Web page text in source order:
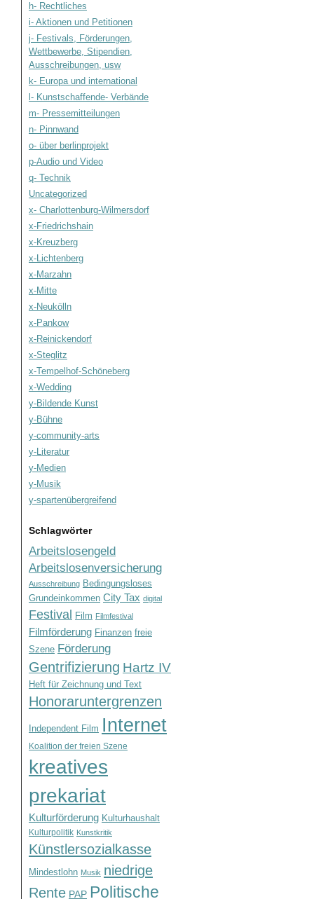
h- Rechtliches
i- Aktionen und Petitionen
j- Festivals, Förderungen,
Wettbewerbe, Stipendien,
Ausschreibungen, usw
k- Europa und international
l- Kunstschaffende- Verbände
m- Pressemitteilungen
n- Pinnwand
o- über berlinprojekt
p-Audio und Video
q- Technik
Uncategorized
x- Charlottenburg-Wilmersdorf
x-Friedrichshain
x-Kreuzberg
x-Lichtenberg
x-Marzahn
x-Mitte
x-Neukölln
x-Pankow
x-Reinickendorf
x-Steglitz
x-Tempelhof-Schöneberg
x-Wedding
y-Bildende Kunst
y-Bühne
y-community-arts
y-Literatur
y-Medien
y-Musik
y-spartenübergreifend
Schlagwörter
Arbeitslosengeld
Arbeitslosenversicherung
Ausschreibung Bedingungsloses
Grundeinkommen City Tax digital
Festival Film Filmfestival
Filmförderung Finanzen freie
Szene Förderung
Gentrifizierung Hartz IV
Heft für Zeichnung und Text
Honoraruntergrenzen
Independent Film Internet
Koalition der freien Szene
kreatives
prekariat
Kulturförderung Kulturhaushalt
Kulturpolitik Kunstkritik
Künstlersozialkasse
Mindestlohn Musik niedrige
Rente PAP Politische